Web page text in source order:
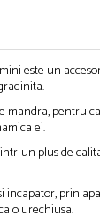
este un
mandra, pentru
ei.
un plus de
incapator, prin
o urechiusa.